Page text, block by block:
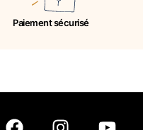
Paiement sécurisé